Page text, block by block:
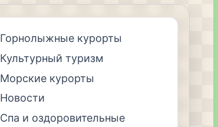
Горнолыжные курорты
Культурный туризм
Морские курорты
Новости
Спа и оздоровительные